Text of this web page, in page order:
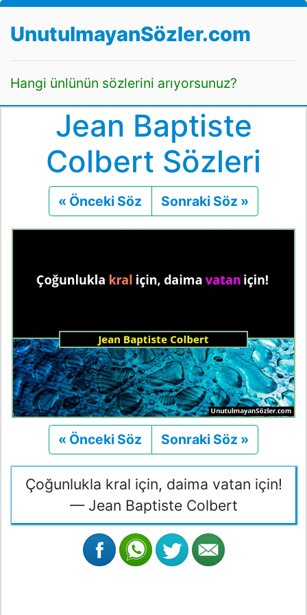
UnutulmayanSözler.com
Hangi ünlünün sözlerini arıyorsunuz?
Jean Baptiste
Colbert Sözleri
« Önceki Söz Önceki
Sonraki Söz »
« Önceki Söz Önceki
Sonraki Söz »
Çoğunlukla kral için, daima vatan için!
— Jean Baptiste Colbert